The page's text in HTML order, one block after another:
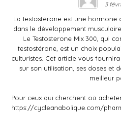
3
La testostérone est une hormone
dans le développement
Le Testosterone Mix 300, qui
testostérone, est un choix
culturistes. Cet article vous
sur son utilisation, ses doses et
meilleur
Pour ceux qui cherchent où
https://cycleanabolique.com/